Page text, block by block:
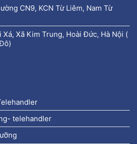
CN9, KCN Từ Liêm, Nam Từ
Xá, Xã Kim Trung, Hoài Đức, Hà Nội (
telehandler